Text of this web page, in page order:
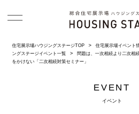
住宅展示場ハウジングステージTOP 住宅展示場イベント
ングステージイベント一覧
問題は、一次相続より二次相
をかけない「二次相続対策セミナー」
EVENT
イベント